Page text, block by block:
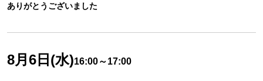
ありがとうございました
8月6日(水)16:00～17:00